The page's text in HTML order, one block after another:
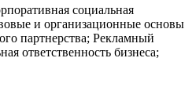
социальная
и организационные основы
партнерства; Рекламный
ответственность бизнеса;